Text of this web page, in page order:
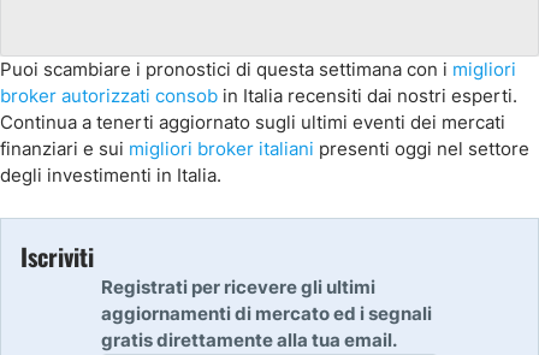
Puoi scambiare i pronostici di questa settimana con i migliori
broker autorizzati consob in Italia recensiti dai nostri esperti.
Continua a tenerti aggiornato sugli ultimi eventi dei mercati
finanziari e sui migliori broker italiani presenti oggi nel settore
degli investimenti in Italia.
Iscriviti
Registrati per ricevere gli ultimi
aggiornamenti di mercato ed i segnali
gratis direttamente alla tua email.